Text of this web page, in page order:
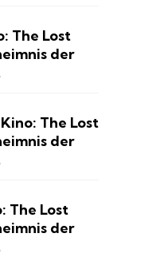
The Lost
der
The Lost
der
The Lost
der